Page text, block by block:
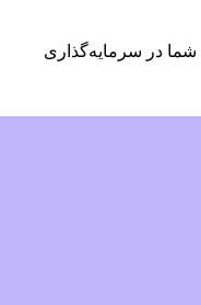
در سرمایه‌گذاری